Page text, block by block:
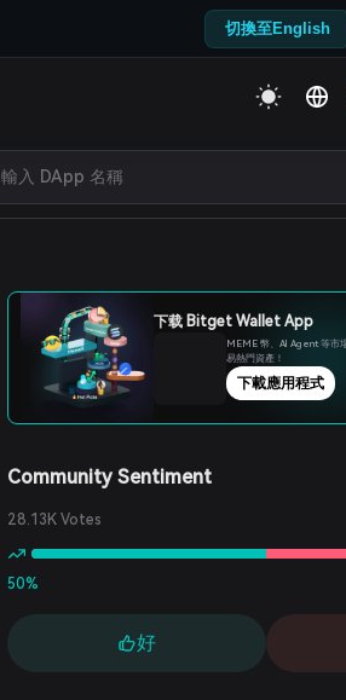
切換至English
下载 Bitget Wallet App
MEME 幣、Al Agent 等市
易熱門資產！
下載應用程式
Community Sentiment
28.13K Votes
50%
好